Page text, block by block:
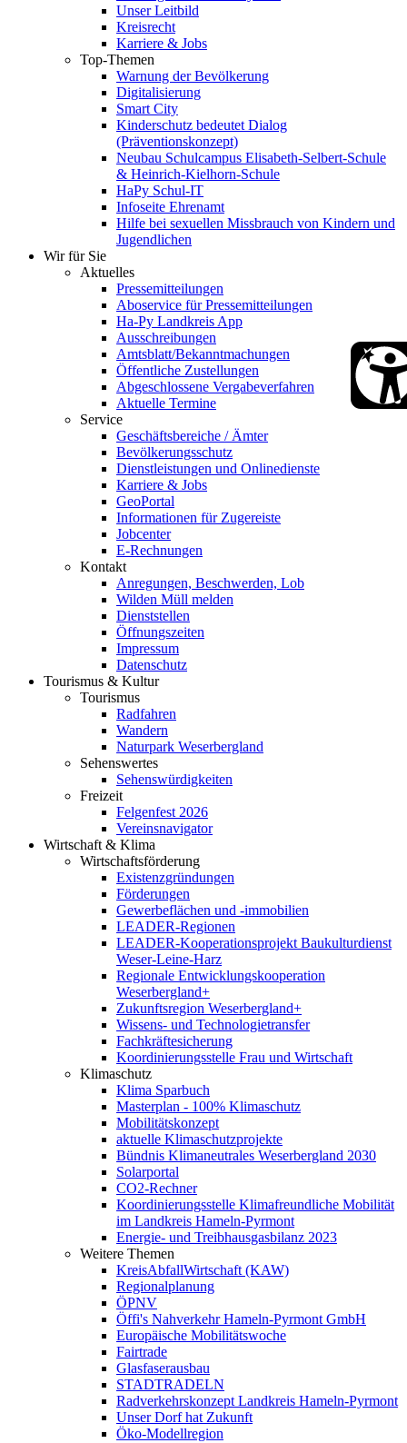
Unser Leitbild
Kreisrecht
Karriere & Jobs
Top-Themen
Warnung der Bevölkerung
Digitalisierung
Smart City
Kinderschutz bedeutet Dialog
(Präventionskonzept)
Neubau Schulcampus Elisabeth-Selbert-Schule
& Heinrich-Kielhorn-Schule
HaPy Schul-IT
Infoseite Ehrenamt
Hilfe bei sexuellen Missbrauch von Kindern und
Jugendlichen
Wir für Sie
Aktuelles
Pressemitteilungen
Aboservice für Pressemitteilungen
Ha-Py Landkreis App
Ausschreibungen
Amtsblatt/Bekanntmachungen
Öffentliche Zustellungen
Abgeschlossene Vergabeverfahren
Aktuelle Termine
Service
Geschäftsbereiche / Ämter
Bevölkerungsschutz
Dienstleistungen und Onlinedienste
Karriere & Jobs
GeoPortal
Informationen für Zugereiste
Jobcenter
E-Rechnungen
Kontakt
Anregungen, Beschwerden, Lob
Wilden Müll melden
Dienststellen
Öffnungszeiten
Impressum
Datenschutz
Tourismus & Kultur
Tourismus
Radfahren
Wandern
Naturpark Weserbergland
Sehenswertes
Sehenswürdigkeiten
Freizeit
Felgenfest 2026
Vereinsnavigator
Wirtschaft & Klima
Wirtschaftsförderung
Existenzgründungen
Förderungen
Gewerbeflächen und -immobilien
LEADER-Regionen
LEADER-Kooperationsprojekt Baukulturdienst
Weser-Leine-Harz
Regionale Entwicklungskooperation
Weserbergland+
Zukunftsregion Weserbergland+
Wissens- und Technologietransfer
Fachkräftesicherung
Koordinierungsstelle Frau und Wirtschaft
Klimaschutz
Klima Sparbuch
Masterplan - 100% Klimaschutz
Mobilitätskonzept
aktuelle Klimaschutzprojekte
Bündnis Klimaneutrales Weserbergland 2030
Solarportal
CO2-Rechner
Koordinierungsstelle Klimafreundliche Mobilität
im Landkreis Hameln-Pyrmont
Energie- und Treibhausgasbilanz 2023
Weitere Themen
KreisAbfallWirtschaft (KAW)
Regionalplanung
ÖPNV
Öffi's Nahverkehr Hameln-Pyrmont GmbH
Europäische Mobilitätswoche
Fairtrade
Glasfaserausbau
STADTRADELN
Radverkehrskonzept Landkreis Hameln-Pyrmont
Unser Dorf hat Zukunft
Öko-Modellregion